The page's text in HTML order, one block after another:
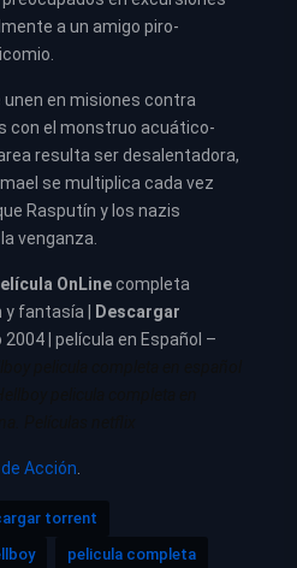
a un amigo piro-
unen en misiones contra
con el monstruo acuático-
resulta ser desalentadora,
se multiplica cada vez
Rasputín y los nazis
venganza.
OnLinecompleta
fantasía |
Descargar
2004 | película en Español –
Acción
torrent
pelicula completa